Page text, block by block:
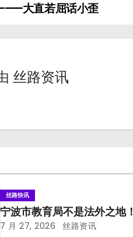
大直若屈话小歪
丝路资讯
丝路快讯
宁波市教育局不是法外之地！
7 月 27, 2026 丝路资讯